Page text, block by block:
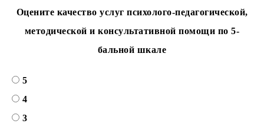
Оцените качество услуг психолого-педагогической,
методической и консультативной помощи по 5-
бальной шкале
5
4
3